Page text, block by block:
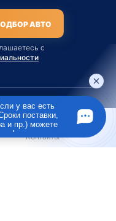
АВТО
с
публичной офертой
приобретения
Клиентом.
Контакты
у вас есть
поставки,
и пр.) можете